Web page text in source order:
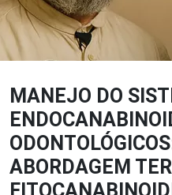
MANEJO DO
ABORDAGEM